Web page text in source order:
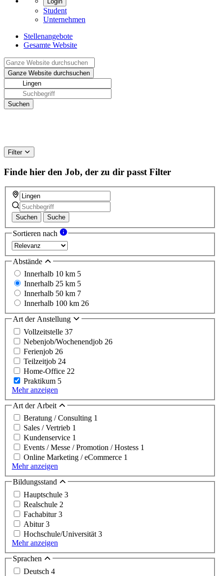
Student
Unternehmen
Stellenangebote
Gesamte Website
Filter
Finde hier den Job, der zu dir passt Filter
Suchen Suche
Sortieren nach
Abstände
Innerhalb 10 km 5
Innerhalb 25 km 5
Innerhalb 50 km 7
Innerhalb 100 km 26
Art der Anstellung
Vollzeitstelle 37
Nebenjob/Wochenendjob 26
Ferienjob 26
Teilzeitjob 24
Home-Office 22
Praktikum 5
Mehr anzeigen
Art der Arbeit
Beratung / Consulting 1
Sales / Vertrieb 1
Kundenservice 1
Events / Messe / Promotion / Hostess 1
Online Marketing / eCommerce 1
Mehr anzeigen
Bildungsstand
Hauptschule 3
Realschule 2
Fachabitur3
Abitur3
Hochschule/Universität 3
Mehr anzeigen
Sprachen
Deutsch 4